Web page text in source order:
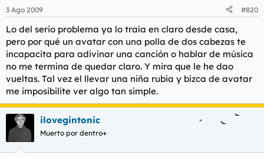
3 Ago 2009 #820
Lo del serio problema ya lo traía en claro desde casa,
pero por qué un avatar con una polla de dos cabezas te
incapacita para adivinar una canción o hablar de música
no me termina de quedar claro. Y mira que le he dao
vueltas. Tal vez el llevar una niña rubia y bizca de avatar
me imposibilite ver algo tan simple.
ilovegintonic
Muerto por dentro+